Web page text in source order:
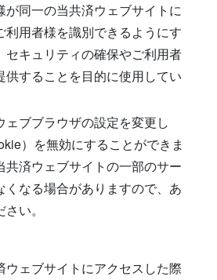
が同一の当共済ウェブサイトに
利用者様を識別できるようにす
セキュリティの確保やご利用者
供することを目的に使用してい
ブブラウザの設定を変更し
）を無効にすることができま
共済ウェブサイトの一部のサー
くなる場合がありますので、あ
い。
ウェブサイトにアクセスした際